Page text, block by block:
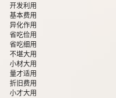
开发利用
基本费用
异化作用
省吃俭用
省吃细用
不堪大用
小材大用
量才适用
折旧费用
小才大用